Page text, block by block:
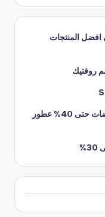
تخفيضات 40% على افضل المنتجات
كود خصم قراس للعطور Grasse وتخفيضات حتى 40% عطور